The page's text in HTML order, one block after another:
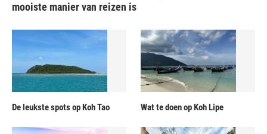
mooiste manier van reizen is
De leukste spots op Koh Tao Wat te doen op Koh Lipe